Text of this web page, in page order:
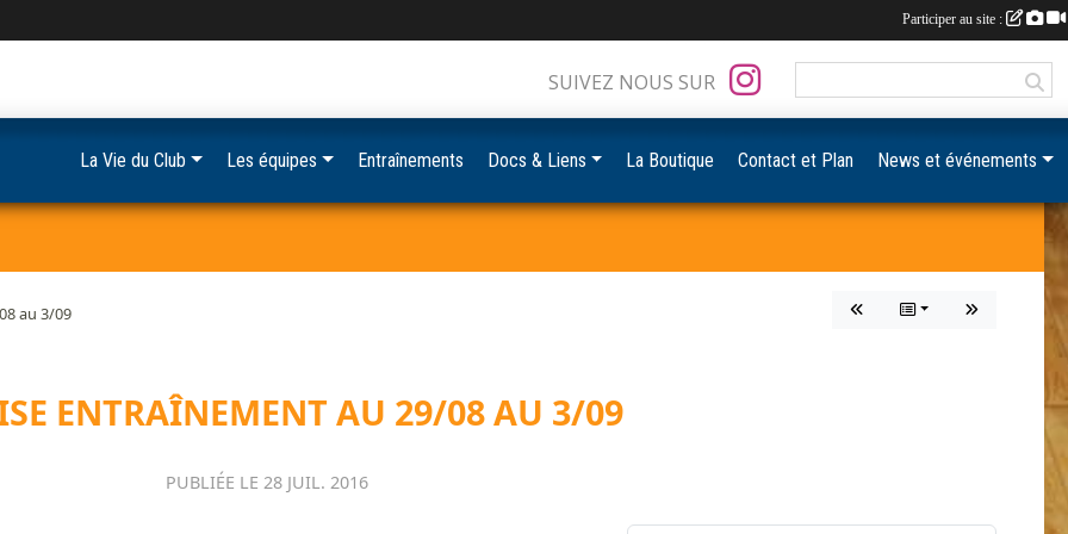
au 3/09
ENTRAÎNEMENT AU 29/08 AU 3/09
PUBLIÉE LE 28 JUIL. 2016
SUIVEZ NOUS SUR
La Vie du Club Les équipes Entraînements Docs & Liens La Boutique Contact et Plan News et événements
Participer au site :